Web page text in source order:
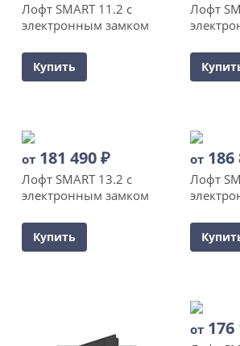
Лофт SMART 11.2 с
электронным замком
Купить
Лофт
от 181 490₽
Лофт SMART 13.2 с
электронным замком
Купить
от 186
Лофт
от 176